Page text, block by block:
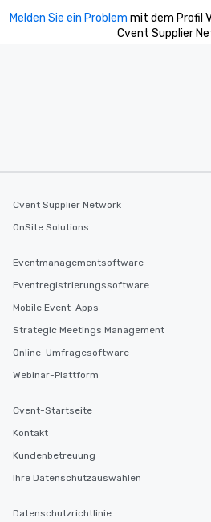
Melden Sie ein Problem mit dem Profil
Cvent Supplier
Cvent Supplier Network
OnSite Solutions
Eventmanagementsoftware
Eventregistrierungssoftware
Mobile Event-Apps
Strategic Meetings Management
Online-Umfragesoftware
Webinar-Plattform
Cvent-Startseite
Kontakt
Kundenbetreuung
Ihre Datenschutzauswahlen
Datenschutzrichtlinie